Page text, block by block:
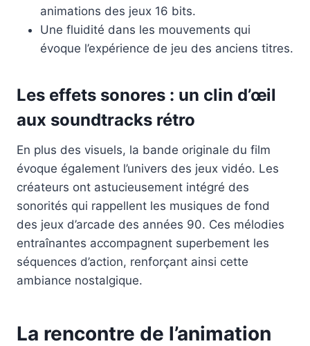
animations des jeux 16 bits.
Une fluidité dans les mouvements qui
évoque l’expérience de jeu des anciens titres.
Les effets sonores : un clin d’œil
aux soundtracks rétro
En plus des visuels, la bande originale du film
évoque également l’univers des jeux vidéo. Les
créateurs ont astucieusement intégré des
sonorités qui rappellent les musiques de fond
des jeux d’arcade des années 90. Ces mélodies
entraînantes accompagnent superbement les
séquences d’action, renforçant ainsi cette
ambiance nostalgique.
La rencontre de l’animation